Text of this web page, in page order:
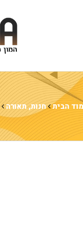
הבית חנות,תאורה